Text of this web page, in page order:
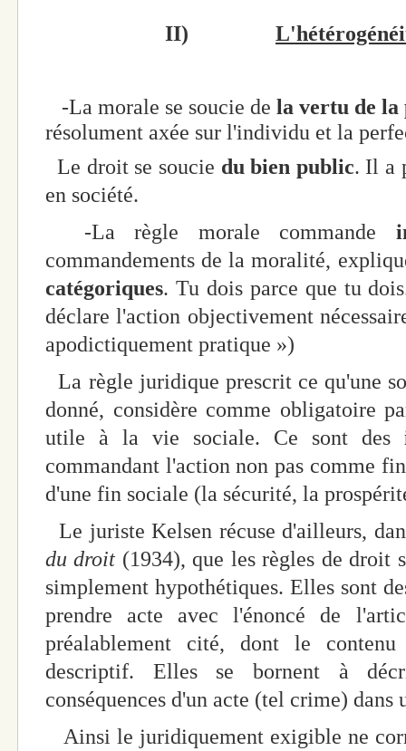
II)
-La morale se soucie de la vertu de la
résolument axée sur l'individu et la
Le droit se soucie du bien public. Il a
en société.
-La règle morale commande
commandements de la moralité,
catégoriques. Tu dois parce que tu
déclare l'action objectivement
apodictiquement pratique »)
La règle juridique prescrit ce qu'une
donné, considère comme obligatoire
utile à la vie sociale. Ce sont des
commandant l'action non pas comme
d'une fin sociale (la sécurité, la
Le juriste Kelsen récuse d'ailleurs,
du droit (1934), que les règles de droit
simplement hypothétiques. Elles sont
prendre acte avec l'énoncé de
préalablement cité, dont le
descriptif. Elles se bornent à
conséquences d'un acte (tel crime)
Ainsi le juridiquement exigible ne